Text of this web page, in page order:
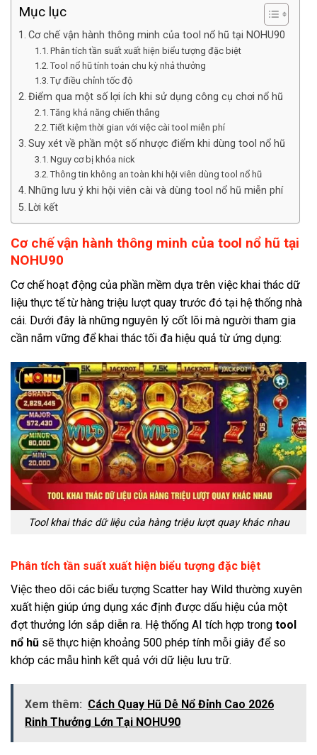
Mục lục
Cơ chế vận hành thông minh của tool nổ hũ tại NOHU90
Phân tích tần suất xuất hiện biểu tượng đặc biệt
Tool nổ hũ tính toán chu kỳ nhả thưởng
Tự điều chỉnh tốc độ
Điểm qua một số lợi ích khi sử dụng công cụ chơi nổ hũ
Tăng khả năng chiến thắng
Tiết kiệm thời gian với việc cài tool miễn phí
Suy xét về phần một số nhược điểm khi dùng tool nổ hũ
Nguy cơ bị khóa nick
Thông tin không an toàn khi hội viên dùng tool nổ hũ
Những lưu ý khi hội viên cài và dùng tool nổ hũ miễn phí
Lời kết
Cơ chế vận hành thông minh của tool nổ hũ tại
NOHU90
Cơ chế hoạt động của phần mềm dựa trên việc khai thác dữ
liệu thực tế từ hàng triệu lượt quay trước đó tại hệ thống nhà
cái. Dưới đây là những nguyên lý cốt lõi mà người tham gia
cần nắm vững để khai thác tối đa hiệu quả từ ứng dụng:
Tool khai thác dữ liệu của hàng triệu lượt quay khác nhau
Phân tích tần suất xuất hiện biểu tượng đặc biệt
Việc theo dõi các biểu tượng Scatter hay Wild thường xuyên
xuất hiện giúp ứng dụng xác định được dấu hiệu của một
đợt thưởng lớn sắp diễn ra. Hệ thống AI tích hợp trong tool
nổ hũ sẽ thực hiện khoảng 500 phép tính mỗi giây để so
khớp các mẫu hình kết quả với dữ liệu lưu trữ.
Xem thêm: Cách Quay Hũ Dễ Nổ Đỉnh Cao 2026
Rinh Thưởng Lớn Tại NOHU90